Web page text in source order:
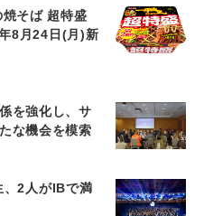
焼そば 超特盛
8月24日(月)新
を強化し、サ
な機会を模索
、2人がIBで満